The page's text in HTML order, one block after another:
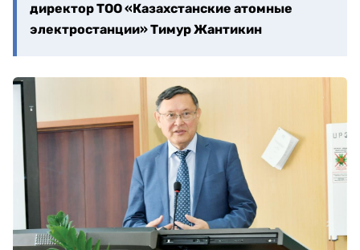
директор ТОО «Казахстанские атомные
электростанции» Тимур Жантикин